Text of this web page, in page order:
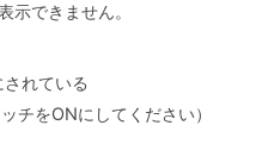
示できません。
れている
チをONにしてください）